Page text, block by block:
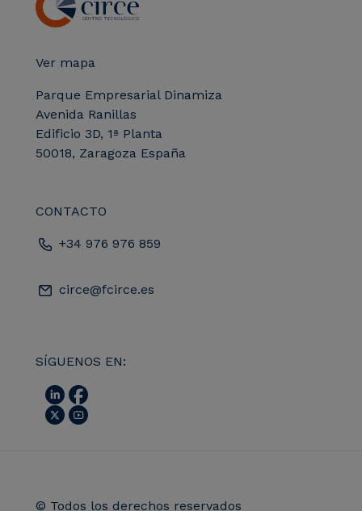
Ver mapa
Parque Empresarial Dinamiza
Avenida Ranillas
Edificio 3D, 1ª Planta
50018, Zaragoza España
CONTACTO
+34 976 976 859
circe@fcirce.es
SÍGUENOS EN:
© Todos los derechos reservados